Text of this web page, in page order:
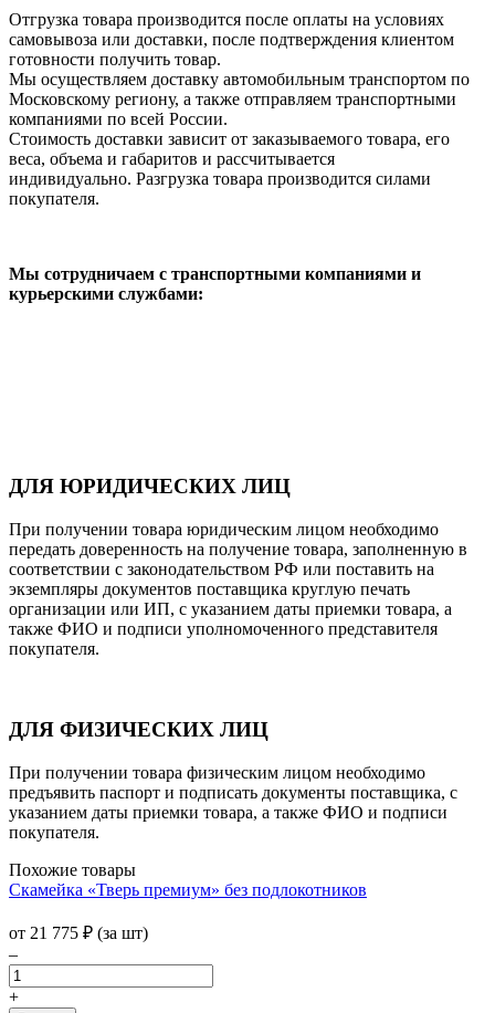
Отгрузка товара производится после оплаты на условиях
самовывоза или доставки, после подтверждения клиентом
готовности получить товар.
Мы осуществляем доставку автомобильным транспортом по
Московскому региону, а также отправляем транспортными
компаниями по всей России.
Стоимость доставки зависит от заказываемого товара, его
веса, объема и габаритов и рассчитывается
индивидуально. Разгрузка товара производится силами
покупателя.
Мы сотрудничаем с транспортными компаниями и
курьерскими службами:
ДЛЯ ЮРИДИЧЕСКИХ ЛИЦ
При получении товара юридическим лицом необходимо
передать доверенность на получение товара, заполненную в
соответствии с законодательством РФ или поставить на
экземпляры документов поставщика круглую печать
организации или ИП, с указанием даты приемки товара, а
также ФИО и подписи уполномоченного представителя
покупателя.
ДЛЯ ФИЗИЧЕСКИХ ЛИЦ
При получении товара физическим лицом необходимо
предъявить паспорт и подписать документы поставщика, с
указанием даты приемки товара, а также ФИО и подписи
покупателя.
Похожие товары
Скамейка «Тверь премиум» без подлокотников
от 21 775 ₽ (за шт)
–
+